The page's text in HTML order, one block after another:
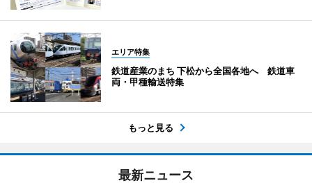
エリア特集
鉄道産業のまち 下松から全国各地へ 鉄道車
両・甲種輸送特集
もっと見る
最新ニュース